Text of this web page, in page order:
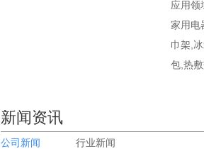
应用领
家用电
巾架,
包,热
新闻资讯
公司新闻
行业新闻